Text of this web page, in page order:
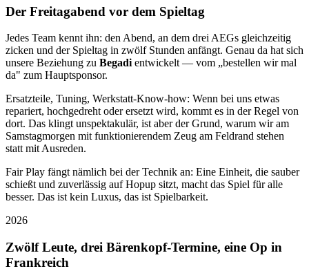
Der Freitagabend vor dem Spieltag
Jedes Team kennt ihn: den Abend, an dem drei AEGs gleichzeitig
zicken und der Spieltag in zwölf Stunden anfängt. Genau da hat sich
unsere Beziehung zu Begadientwickelt — vom „bestellen wir mal
da" zum Hauptsponsor.
Ersatzteile, Tuning, Werkstatt-Know-how: Wenn bei uns etwas
repariert, hochgedreht oder ersetzt wird, kommt es in der Regel von
dort. Das klingt unspektakulär, ist aber der Grund, warum wir am
Samstagmorgen mit funktionierendem Zeug am Feldrand stehen
statt mit Ausreden.
Fair Play fängt nämlich bei der Technik an: Eine Einheit, die sauber
schießt und zuverlässig auf Hopup sitzt, macht das Spiel für alle
besser. Das ist kein Luxus, das ist Spielbarkeit.
2026
Zwölf Leute, drei Bärenkopf-Termine, eine Op in
Frankreich